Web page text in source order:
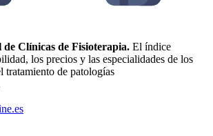
Clínicas de Fisioterapia. El índice
los precios y las especialidades de los
tratamiento de patologías